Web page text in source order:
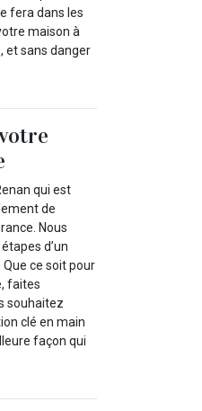
fera dans les
maison à
et sans danger
qui est
de
Nous
d’un
ce soit pour
faites
souhaitez
clé en main
façon qui